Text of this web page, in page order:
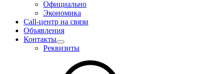
Официально
Экономика
Call-центр на связи
Объявления
Контакты
Реквизиты